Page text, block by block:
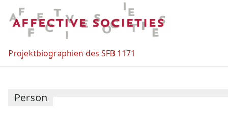
Inhalt
springen
Projektbiographien des SFB 1171
Person